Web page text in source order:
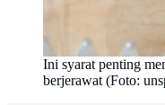
Ini syarat penting
berjerawat (Foto: